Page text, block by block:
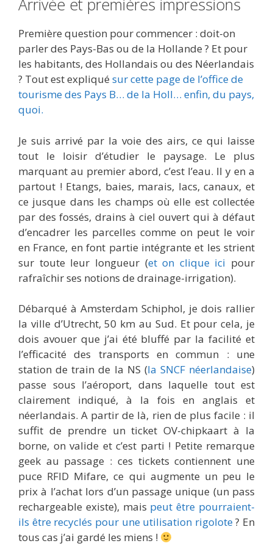
Arrivée et premières impressions
Première question pour commencer : doit-on
parler des Pays-Bas ou de la Hollande ? Et pour
les habitants, des Hollandais ou des Néerlandais
? Tout est expliqué sur cette page de l’office de
tourisme des Pays B… de la Holl… enfin, du pays,
quoi.
Je suis arrivé par la voie des airs, ce qui laisse
tout le loisir d’étudier le paysage. Le plus
marquant au premier abord, c’est l’eau. Il y en a
partout ! Etangs, baies, marais, lacs, canaux, et
ce jusque dans les champs où elle est collectée
par des fossés, drains à ciel ouvert qui à défaut
d’encadrer les parcelles comme on peut le voir
en France, en font partie intégrante et les strient
sur toute leur longueur (et on clique ici pour
rafraîchir ses notions de drainage-irrigation).
Débarqué à Amsterdam Schiphol, je dois rallier
la ville d’Utrecht, 50 km au Sud. Et pour cela, je
dois avouer que j’ai été bluffé par la facilité et
l’efficacité des transports en commun : une
station de train de la NS (la SNCF néerlandaise)
passe sous l’aéroport, dans laquelle tout est
clairement indiqué, à la fois en anglais et
néerlandais. A partir de là, rien de plus facile : il
suffit de prendre un ticket OV-chipkaart à la
borne, on valide et c’est parti ! Petite remarque
geek au passage : ces tickets contiennent une
puce RFID Mifare, ce qui augmente un peu le
prix à l’achat lors d’un passage unique (un pass
rechargeable existe), mais peut être pourraient-
ils être recyclés pour une utilisation rigolote? En
tous cas j’ai gardé les miens !